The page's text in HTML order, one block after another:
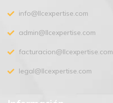
info@llcexpertise.com
admin@llcexpertise.com
facturacion@llcexpertise.com
legal@llcexpertise.com